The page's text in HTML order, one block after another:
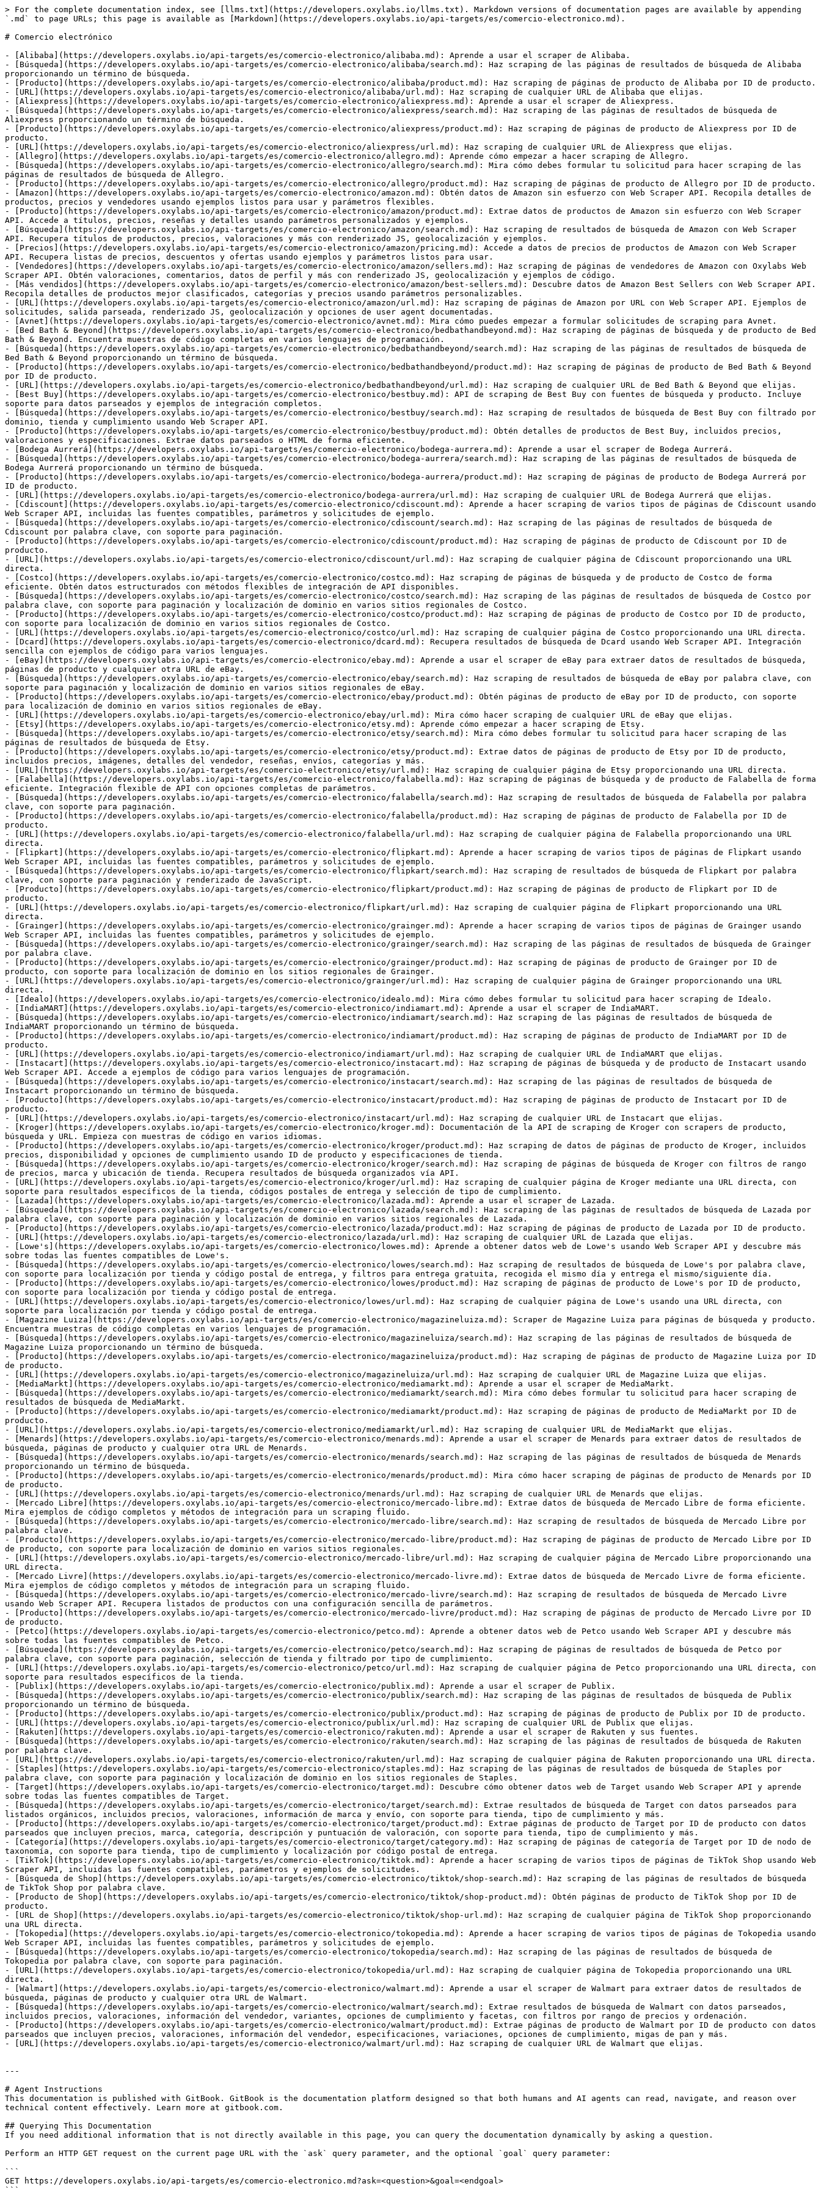
> For the complete documentation index, see [llms.txt](https://developers.oxylabs.io/llms.txt). Markdown versions of documentation pages are available by appending `.md` to page URLs; this page is available as [Markdown](https://developers.oxylabs.io/api-targets/es/comercio-electronico.md).

# Comercio electrónico

- [Alibaba](https://developers.oxylabs.io/api-targets/es/comercio-electronico/alibaba.md): Aprende a usar el scraper de Alibaba.
- [Búsqueda](https://developers.oxylabs.io/api-targets/es/comercio-electronico/alibaba/search.md): Haz scraping de las páginas de resultados de búsqueda de Alibaba proporcionando un término de búsqueda.
- [Producto](https://developers.oxylabs.io/api-targets/es/comercio-electronico/alibaba/product.md): Haz scraping de páginas de producto de Alibaba por ID de producto.
- [URL](https://developers.oxylabs.io/api-targets/es/comercio-electronico/alibaba/url.md): Haz scraping de cualquier URL de Alibaba que elijas.
- [Aliexpress](https://developers.oxylabs.io/api-targets/es/comercio-electronico/aliexpress.md): Aprende a usar el scraper de Aliexpress.
- [Búsqueda](https://developers.oxylabs.io/api-targets/es/comercio-electronico/aliexpress/search.md): Haz scraping de las páginas de resultados de búsqueda de Aliexpress proporcionando un término de búsqueda.
- [Producto](https://developers.oxylabs.io/api-targets/es/comercio-electronico/aliexpress/product.md): Haz scraping de páginas de producto de Aliexpress por ID de producto.
- [URL](https://developers.oxylabs.io/api-targets/es/comercio-electronico/aliexpress/url.md): Haz scraping de cualquier URL de Aliexpress que elijas.
- [Allegro](https://developers.oxylabs.io/api-targets/es/comercio-electronico/allegro.md): Aprende cómo empezar a hacer scraping de Allegro.
- [Búsqueda](https://developers.oxylabs.io/api-targets/es/comercio-electronico/allegro/search.md): Mira cómo debes formular tu solicitud para hacer scraping de las páginas de resultados de búsqueda de Allegro.
- [Producto](https://developers.oxylabs.io/api-targets/es/comercio-electronico/allegro/product.md): Haz scraping de páginas de producto de Allegro por ID de producto.
- [Amazon](https://developers.oxylabs.io/api-targets/es/comercio-electronico/amazon.md): Obtén datos de Amazon sin esfuerzo con Web Scraper API. Recopila detalles de productos, precios y vendedores usando ejemplos listos para usar y parámetros flexibles.
- [Producto](https://developers.oxylabs.io/api-targets/es/comercio-electronico/amazon/product.md): Extrae datos de productos de Amazon sin esfuerzo con Web Scraper API. Accede a títulos, precios, reseñas y detalles usando parámetros personalizados y ejemplos.
- [Búsqueda](https://developers.oxylabs.io/api-targets/es/comercio-electronico/amazon/search.md): Haz scraping de resultados de búsqueda de Amazon con Web Scraper API. Recupera títulos de productos, precios, valoraciones y más con renderizado JS, geolocalización y ejemplos.
- [Precios](https://developers.oxylabs.io/api-targets/es/comercio-electronico/amazon/pricing.md): Accede a datos de precios de productos de Amazon con Web Scraper API. Recupera listas de precios, descuentos y ofertas usando ejemplos y parámetros listos para usar.
- [Vendedores](https://developers.oxylabs.io/api-targets/es/comercio-electronico/amazon/sellers.md): Haz scraping de páginas de vendedores de Amazon con Oxylabs Web Scraper API. Obtén valoraciones, comentarios, datos de perfil y más con renderizado JS, geolocalización y ejemplos de código.
- [Más vendidos](https://developers.oxylabs.io/api-targets/es/comercio-electronico/amazon/best-sellers.md): Descubre datos de Amazon Best Sellers con Web Scraper API. Recopila detalles de productos mejor clasificados, categorías y precios usando parámetros personalizables.
- [URL](https://developers.oxylabs.io/api-targets/es/comercio-electronico/amazon/url.md): Haz scraping de páginas de Amazon por URL con Web Scraper API. Ejemplos de solicitudes, salida parseada, renderizado JS, geolocalización y opciones de user agent documentadas.
- [Avnet](https://developers.oxylabs.io/api-targets/es/comercio-electronico/avnet.md): Mira cómo puedes empezar a formular solicitudes de scraping para Avnet.
- [Bed Bath & Beyond](https://developers.oxylabs.io/api-targets/es/comercio-electronico/bedbathandbeyond.md): Haz scraping de páginas de búsqueda y de producto de Bed Bath & Beyond. Encuentra muestras de código completas en varios lenguajes de programación.
- [Búsqueda](https://developers.oxylabs.io/api-targets/es/comercio-electronico/bedbathandbeyond/search.md): Haz scraping de las páginas de resultados de búsqueda de Bed Bath & Beyond proporcionando un término de búsqueda.
- [Producto](https://developers.oxylabs.io/api-targets/es/comercio-electronico/bedbathandbeyond/product.md): Haz scraping de páginas de producto de Bed Bath & Beyond por ID de producto.
- [URL](https://developers.oxylabs.io/api-targets/es/comercio-electronico/bedbathandbeyond/url.md): Haz scraping de cualquier URL de Bed Bath & Beyond que elijas.
- [Best Buy](https://developers.oxylabs.io/api-targets/es/comercio-electronico/bestbuy.md): API de scraping de Best Buy con fuentes de búsqueda y producto. Incluye soporte para datos parseados y ejemplos de integración completos.
- [Búsqueda](https://developers.oxylabs.io/api-targets/es/comercio-electronico/bestbuy/search.md): Haz scraping de resultados de búsqueda de Best Buy con filtrado por dominio, tienda y cumplimiento usando Web Scraper API.
- [Producto](https://developers.oxylabs.io/api-targets/es/comercio-electronico/bestbuy/product.md): Obtén detalles de productos de Best Buy, incluidos precios, valoraciones y especificaciones. Extrae datos parseados o HTML de forma eficiente.
- [Bodega Aurrerá](https://developers.oxylabs.io/api-targets/es/comercio-electronico/bodega-aurrera.md): Aprende a usar el scraper de Bodega Aurrerá.
- [Búsqueda](https://developers.oxylabs.io/api-targets/es/comercio-electronico/bodega-aurrera/search.md): Haz scraping de las páginas de resultados de búsqueda de Bodega Aurrerá proporcionando un término de búsqueda.
- [Producto](https://developers.oxylabs.io/api-targets/es/comercio-electronico/bodega-aurrera/product.md): Haz scraping de páginas de producto de Bodega Aurrerá por ID de producto.
- [URL](https://developers.oxylabs.io/api-targets/es/comercio-electronico/bodega-aurrera/url.md): Haz scraping de cualquier URL de Bodega Aurrerá que elijas.
- [Cdiscount](https://developers.oxylabs.io/api-targets/es/comercio-electronico/cdiscount.md): Aprende a hacer scraping de varios tipos de páginas de Cdiscount usando Web Scraper API, incluidas las fuentes compatibles, parámetros y solicitudes de ejemplo.
- [Búsqueda](https://developers.oxylabs.io/api-targets/es/comercio-electronico/cdiscount/search.md): Haz scraping de las páginas de resultados de búsqueda de Cdiscount por palabra clave, con soporte para paginación.
- [Producto](https://developers.oxylabs.io/api-targets/es/comercio-electronico/cdiscount/product.md): Haz scraping de páginas de producto de Cdiscount por ID de producto.
- [URL](https://developers.oxylabs.io/api-targets/es/comercio-electronico/cdiscount/url.md): Haz scraping de cualquier página de Cdiscount proporcionando una URL directa.
- [Costco](https://developers.oxylabs.io/api-targets/es/comercio-electronico/costco.md): Haz scraping de páginas de búsqueda y de producto de Costco de forma eficiente. Obtén datos estructurados con métodos flexibles de integración de API disponibles.
- [Búsqueda](https://developers.oxylabs.io/api-targets/es/comercio-electronico/costco/search.md): Haz scraping de las páginas de resultados de búsqueda de Costco por palabra clave, con soporte para paginación y localización de dominio en varios sitios regionales de Costco.
- [Producto](https://developers.oxylabs.io/api-targets/es/comercio-electronico/costco/product.md): Haz scraping de páginas de producto de Costco por ID de producto, con soporte para localización de dominio en varios sitios regionales de Costco.
- [URL](https://developers.oxylabs.io/api-targets/es/comercio-electronico/costco/url.md): Haz scraping de cualquier página de Costco proporcionando una URL directa.
- [Dcard](https://developers.oxylabs.io/api-targets/es/comercio-electronico/dcard.md): Recupera resultados de búsqueda de Dcard usando Web Scraper API. Integración sencilla con ejemplos de código para varios lenguajes.
- [eBay](https://developers.oxylabs.io/api-targets/es/comercio-electronico/ebay.md): Aprende a usar el scraper de eBay para extraer datos de resultados de búsqueda, páginas de producto y cualquier otra URL de eBay.
- [Búsqueda](https://developers.oxylabs.io/api-targets/es/comercio-electronico/ebay/search.md): Haz scraping de resultados de búsqueda de eBay por palabra clave, con soporte para paginación y localización de dominio en varios sitios regionales de eBay.
- [Producto](https://developers.oxylabs.io/api-targets/es/comercio-electronico/ebay/product.md): Obtén páginas de producto de eBay por ID de producto, con soporte para localización de dominio en varios sitios regionales de eBay.
- [URL](https://developers.oxylabs.io/api-targets/es/comercio-electronico/ebay/url.md): Mira cómo hacer scraping de cualquier URL de eBay que elijas.
- [Etsy](https://developers.oxylabs.io/api-targets/es/comercio-electronico/etsy.md): Aprende cómo empezar a hacer scraping de Etsy.
- [Búsqueda](https://developers.oxylabs.io/api-targets/es/comercio-electronico/etsy/search.md): Mira cómo debes formular tu solicitud para hacer scraping de las páginas de resultados de búsqueda de Etsy.
- [Producto](https://developers.oxylabs.io/api-targets/es/comercio-electronico/etsy/product.md): Extrae datos de páginas de producto de Etsy por ID de producto, incluidos precios, imágenes, detalles del vendedor, reseñas, envíos, categorías y más.
- [URL](https://developers.oxylabs.io/api-targets/es/comercio-electronico/etsy/url.md): Haz scraping de cualquier página de Etsy proporcionando una URL directa.
- [Falabella](htt